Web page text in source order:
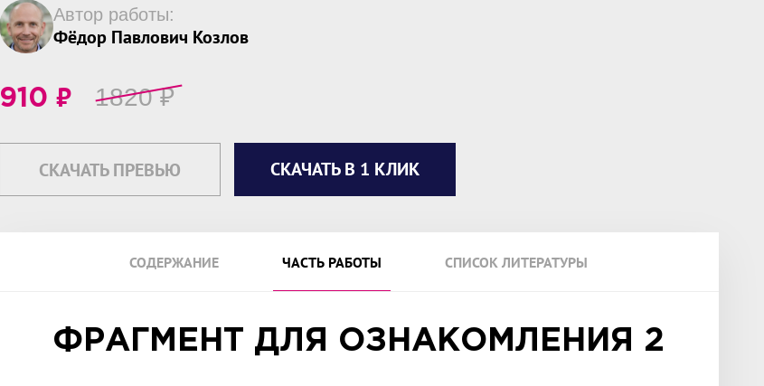
Автор работы:
Фёдор Павлович Козлов
910 ₽ 1820₽
СКАЧАТЬ ПРЕВЬЮ СКАЧАТЬ В 1 КЛИК
СОДЕРЖАНИЕ ЧАСТЬ РАБОТЫ СПИСОК ЛИТЕРАТУРЫ
ФРАГМЕНТ ДЛЯ ОЗНАКОМЛЕНИЯ 2